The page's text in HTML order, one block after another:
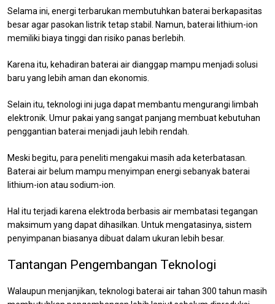
Selama ini, energi terbarukan membutuhkan baterai berkapasitas
besar agar pasokan listrik tetap stabil. Namun, baterai lithium-ion
memiliki biaya tinggi dan risiko panas berlebih.
Karena itu, kehadiran baterai air dianggap mampu menjadi solusi
baru yang lebih aman dan ekonomis.
Selain itu, teknologi ini juga dapat membantu mengurangi limbah
elektronik. Umur pakai yang sangat panjang membuat kebutuhan
penggantian baterai menjadi jauh lebih rendah.
Meski begitu, para peneliti mengakui masih ada keterbatasan.
Baterai air belum mampu menyimpan energi sebanyak baterai
lithium-ion atau sodium-ion.
Hal itu terjadi karena elektroda berbasis air membatasi tegangan
maksimum yang dapat dihasilkan. Untuk mengatasinya, sistem
penyimpanan biasanya dibuat dalam ukuran lebih besar.
Tantangan Pengembangan Teknologi
Walaupun menjanjikan, teknologi baterai air tahan 300 tahun masih